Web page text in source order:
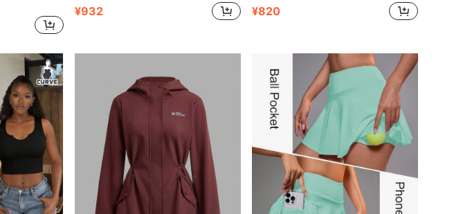
¥932 ¥820